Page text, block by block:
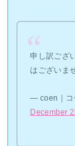
申し訳ござ
はございま
— coen｜コ
December